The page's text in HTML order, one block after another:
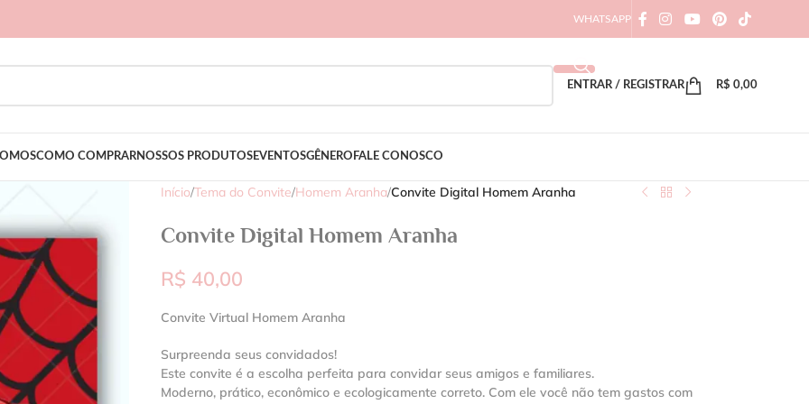
WHATSAPP
ENTRAR / REGISTRAR R$ 0,00
COMO COMPRARNOSSOS PRODUTOSEVENTOSGÊNERO FALE CONOSCO
Início/Tema do Convite/Homem Aranha/Convite Digital Homem Aranha
Convite Digital Homem Aranha
R$ 40,00
Convite Virtual Homem Aranha
Surpreenda seus convidados!
Este convite é a escolha perfeita para convidar seus amigos e familiares.
Moderno, prático, econômico e ecologicamente correto. Com ele você não tem gastos com